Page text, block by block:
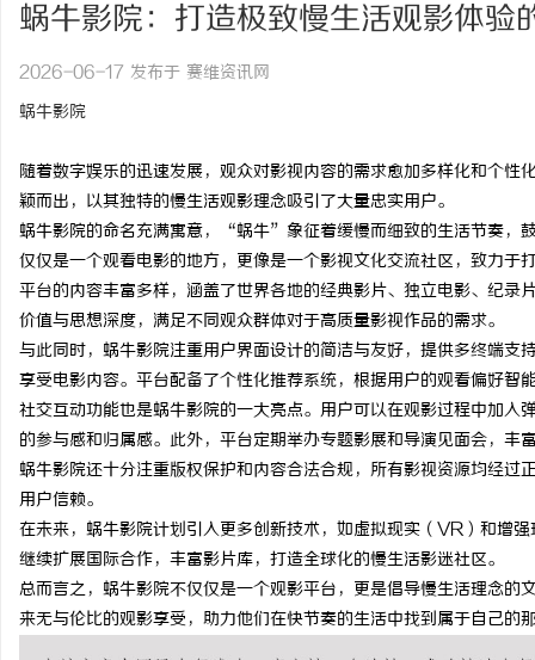
蜗牛影院：打造极致慢生活观影体验
2026-06-17 发布于 赛维资讯网
蜗牛影院
随着数字娱乐的迅速发展，观众对影视内容的需求愈加多样化和个
颖而出，以其独特的慢生活观影理念吸引了大量忠实用户。
蜗牛影院的命名充满寓意，“蜗牛”象征着缓慢而细致的生活节奏，
仅仅是一个观看电影的地方，更像是一个影视文化交流社区，致力于
平台的内容丰富多样，涵盖了世界各地的经典影片、独立电影、纪
价值与思想深度，满足不同观众群体对于高质量影视作品的需求。
与此同时，蜗牛影院注重用户界面设计的简洁与友好，提供多终端
享受电影内容。平台配备了个性化推荐系统，根据用户的观看偏好智
社交互动功能也是蜗牛影院的一大亮点。用户可以在观影过程中加
的参与感和归属感。此外，平台定期举办专题影展和导演见面会，丰
蜗牛影院还十分注重版权保护和内容合法合规，所有影视资源均经
用户信赖。
在未来，蜗牛影院计划引入更多创新技术，如虚拟现实（VR）和增
继续扩展国际合作，丰富影片库，打造全球化的慢生活影迷社区。
总而言之，蜗牛影院不仅仅是一个观影平台，更是倡导慢生活理念
来无与伦比的观影享受，助力他们在快节奏的生活中找到属于自己的